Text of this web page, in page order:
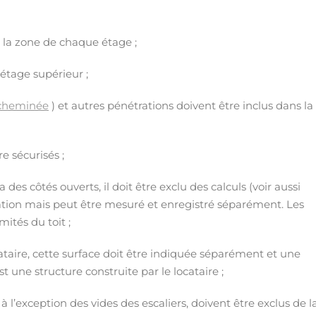
zone de chaque étage ;
supérieur ;
) et autres pénétrations doivent être inclus dans la
sécurisés ;
côtés ouverts, il doit être exclu des calculs (voir aussi
mais peut être mesuré et enregistré séparément. Les
du toit ;
cette surface doit être indiquée séparément et une
une structure construite par le locataire ;
des vides des escaliers, doivent être exclus de